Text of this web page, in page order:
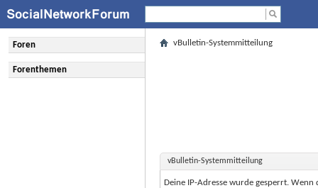
Foren
Forenthemen
vBulletin-Systemmitteilung
vBulletin-Systemmitteilung
Deine IP-Adresse wurde gesperrt.